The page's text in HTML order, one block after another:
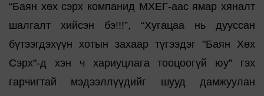
“Баян хөх сэрх компанид МХЕГ-аас ямар хяналт
шалгалт хийсэн бэ!!!”, “Хугацаа нь дууссан
бүтээгдэхүүн хотын захаар түгээдэг "Баян Хөх
Сэрх"-д хэн ч хариуцлага тооцоогүй юу” гэх
гарчигтай мэдээллүүдийг шууд дамжуулан